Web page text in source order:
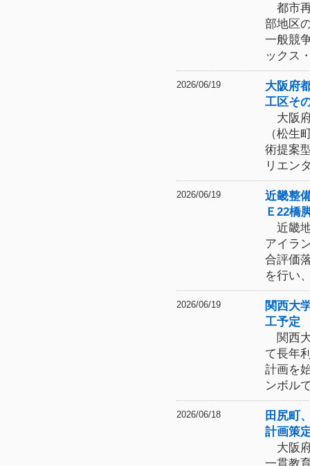
都市
部地区
一般競
ックス
2026/06/19
大阪府
工区そ
大阪
（松生
術提案
リエン
2026/06/19
近畿整
Ｅ22橋
近畿
アイラ
合評価
を行い
2026/06/19
関西大
工予定
関西
て長年
計画を
ンボル
2026/06/18
田尻町
計画策
大阪
一貫教